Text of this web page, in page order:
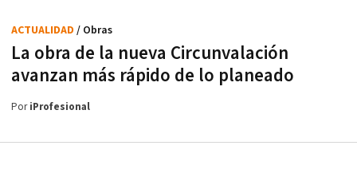
La obra de la nueva Circunvalación
avanzan más rápido de lo planeado
ACTUALIDAD / Obras
PoriProfesional